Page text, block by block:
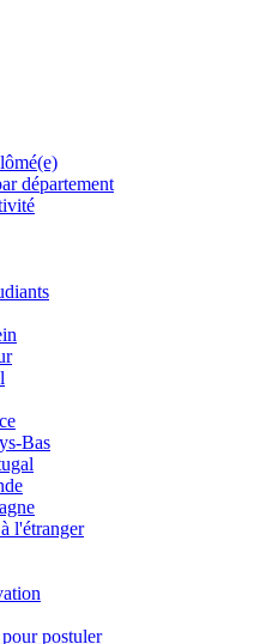
département
Bas
l'étranger
postuler